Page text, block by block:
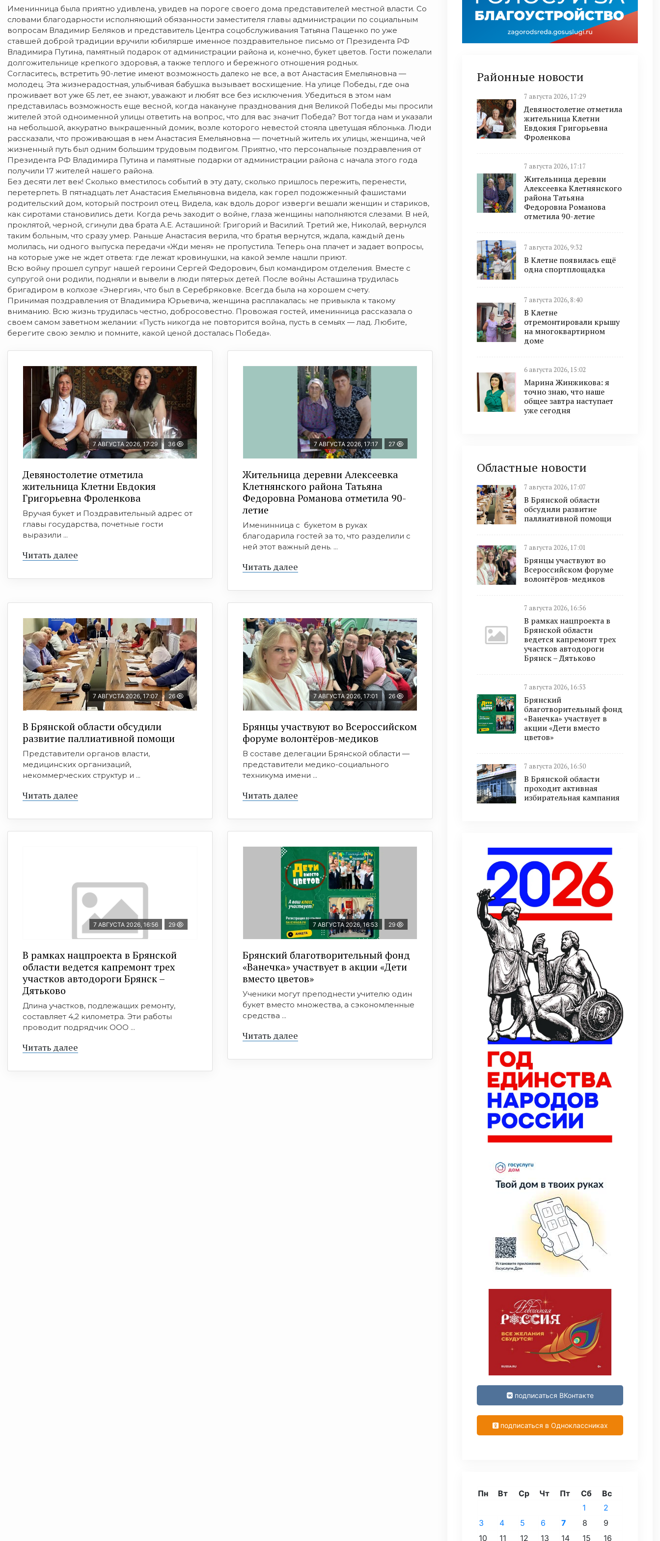
Именинница была приятно удивлена, увидев на пороге своего дома представителей местной власти. Со
словами благодарности исполняющий обязанности заместителя главы администрации по социальным
вопросам Владимир Беляков и представитель Центра соцобслуживания Татьяна Пащенко по уже
ставшей доброй традиции вручили юбилярше именное поздравительное письмо от Президента РФ
Владимира Путина, памятный подарок от администрации района и, конечно, букет цветов. Гости пожелали
долгожительнице крепкого здоровья, а также теплого и бережного отношения родных.
Согласитесь, встретить 90-летие имеют возможность далеко не все, а вот Анастасия Емельяновна —
молодец. Эта жизнерадостная, улыбчивая бабушка вызывает восхищение. На улице Победы, где она
проживает вот уже 65 лет, ее знают, уважают и любят все без исключения. Убедиться в этом нам
представилась возможность еще весной, когда накануне празднования дня Великой Победы мы просили
жителей этой одноименной улицы ответить на вопрос, что для вас значит Победа? Вот тогда нам и указали
на небольшой, аккуратно выкрашенный домик, возле которого невестой стояла цветущая яблонька. Люди
рассказали, что проживающая в нем Анастасия Емельяновна — почетный житель их улицы, женщина, чей
жизненный путь был одним большим трудовым подвигом. Приятно, что персональные поздравления от
Президента РФ Владимира Путина и памятные подарки от администрации района с начала этого года
получили 17 жителей нашего района.
Без десяти лет век! Сколько вместилось событий в эту дату, сколько пришлось пережить, перенести,
перетерпеть. В пятнадцать лет Анастасия Емельяновна видела, как горел подожженный фашистами
родительский дом, который построил отец. Видела, как вдоль дорог изверги вешали женщин и стариков,
как сиротами становились дети. Когда речь заходит о войне, глаза женщины наполняются слезами. В ней,
проклятой, черной, сгинули два брата А.Е. Асташиной: Григорий и Василий. Третий же, Николай, вернулся
таким больным, что сразу умер. Раньше Анастасия верила, что братья вернутся, ждала, каждый день
молилась, ни одного выпуска передачи «Жди меня» не пропустила. Теперь она плачет и задает вопросы,
на которые уже не ждет ответа: где лежат кровинушки, на какой земле нашли приют.
Всю войну прошел супруг нашей героини Сергей Федорович, был командиром отделения. Вместе с
супругой они родили, подняли и вывели в люди пятерых детей. После войны Асташина трудилась
бригадиром в колхозе «Энергия», что был в Серебряковке. Всегда была на хорошем счету.
Принимая поздравления от Владимира Юрьевича, женщина расплакалась: не привыкла к такому
вниманию. Всю жизнь трудилась честно, добросовестно. Провожая гостей, именинница рассказала о
своем самом заветном желании: «Пусть никогда не повторится война, пусть в семьях — лад. Любите,
берегите свою землю и помните, какой ценой досталась Победа».
7 АВГУСТА 2026, 17:29 36
Девяностолетие отметила
жительница Клетни Евдокия
Григорьевна Фроленкова
Вручая букет и Поздравительный адрес от
главы государства, почетные гости
выразили ...
Читать далее
7 АВГУСТА 2026, 17:17 27
Жительница деревни Алексеевка
Клетнянского района Татьяна
Федоровна Романова отметила 90-
летие
Именинница с букетом в руках
благодарила гостей за то, что разделили с
ней этот важный день. ...
Читать далее
7 АВГУСТА 2026, 17:07 26
В Брянской области обсудили
развитие паллиативной помощи
Представители органов власти,
медицинских организаций,
некоммерческих структур и ...
Читать далее
7 АВГУСТА 2026, 17:01 26
Брянцы участвуют во Всероссийском
форуме волонтёров-медиков
В составе делегации Брянской области —
представители медико-социального
техникума имени ...
Читать далее
7 АВГУСТА 2026, 16:56 29
В рамках нацпроекта в Брянской
области ведется капремонт трех
участков автодороги Брянск –
Дятьково
Длина участков, подлежащих ремонту,
составляет 4,2 километра. Эти работы
проводит подрядчик ООО ...
Читать далее
7 АВГУСТА 2026, 16:53 29
Брянский благотворительный фонд
«Ванечка» участвует в акции «Дети
вместо цветов»
Ученики могут преподнести учителю один
букет вместо множества, а сэкономленные
средства ...
Читать далее
Районные новости
7 августа 2026, 17:29
Девяностолетие отметила
жительница Клетни
Евдокия Григорьевна
Фроленкова
7 августа 2026, 17:17
Жительница деревни
Алексеевка Клетнянского
района Татьяна
Федоровна Романова
отметила 90-летие
7 августа 2026, 9:32
В Клетне появилась ещё
одна спортплощадка
7 августа 2026, 8:40
В Клетне
отремонтировали крышу
на многоквартирном
доме
6 августа 2026, 15:02
Марина Жинжикова: я
точно знаю, что наше
общее завтра наступает
уже сегодня
Областные новости
7 августа 2026, 17:07
В Брянской области
обсудили развитие
паллиативной помощи
7 августа 2026, 17:01
Брянцы участвуют во
Всероссийском форуме
волонтёров-медиков
7 августа 2026, 16:56
В рамках нацпроекта в
Брянской области
ведется капремонт трех
участков автодороги
Брянск – Дятьково
7 августа 2026, 16:53
Брянский
благотворительный фонд
«Ванечка» участвует в
акции «Дети вместо
цветов»
7 августа 2026, 16:50
В Брянской области
проходит активная
избирательная кампания
подписаться ВКонтакте
подписаться в Одноклассниках
Пн Вт Ср Чт Пт Сб
Вс
1
2
3
4 5 6 7 8
9
10
11 12 13 14 15 16